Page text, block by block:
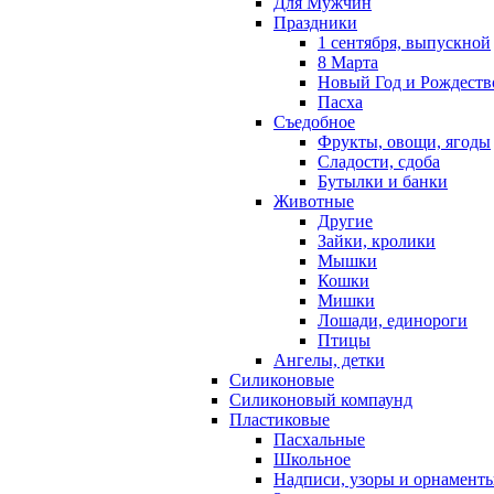
Праздники
1 сентября, выпускной
8 Марта
Новый Год и
Пасха
Съедобное
Фрукты, овощи, ягоды
Сладости, сдоба
Бутылки и банки
Животные
Другие
Зайки, кролики
Мышки
Кошки
Мишки
Лошади, единороги
Птицы
Ангелы, детки
Силиконовые
Силиконовый компаунд
Пластиковые
Пасхальные
Школьное
Надписи, узоры и